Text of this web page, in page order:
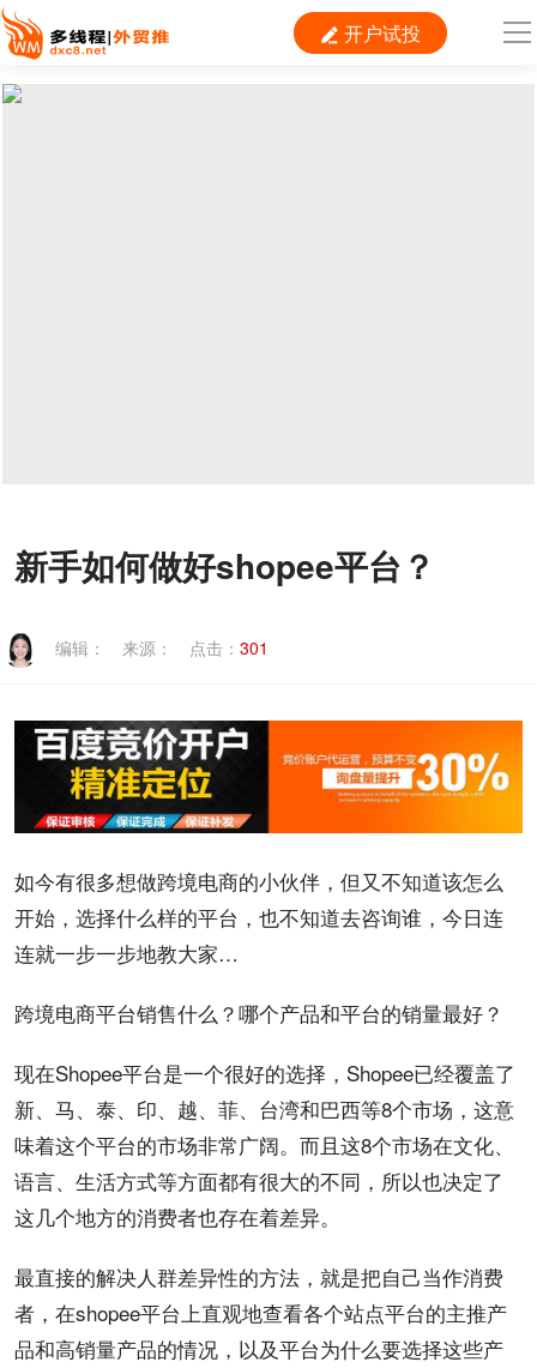
 开户试投
导
联系我们
新手如何做好shopee平台？
编辑： 来源： 点击： 301
如今有很多想做跨境电商的小伙伴，但又不知道该怎么
开始，选择什么样的平台，也不知道去咨询谁，今日连
连就一步一步地教大家…
跨境电商平台销售什么？哪个产品和平台的销量最好？
现在Shopee平台是一个很好的选择，Shopee已经覆盖了
新、马、泰、印、越、菲、台湾和巴西等8个市场，这意
味着这个平台的市场非常广阔。而且这8个市场在文化、
语言、生活方式等方面都有很大的不同，所以也决定了
这几个地方的消费者也存在着差异。
最直接的解决人群差异性的方法，就是把自己当作消费
者，在shopee平台上直观地查看各个站点平台的主推产
品和高销量产品的情况，以及平台为什么要选择这些产